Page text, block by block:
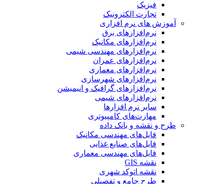
فیزیک
تجارت الکترونیک
آموزش های نرم افزاری
نرم‌افزارهای برق
نرم‌افزارهای مکانیک
نرم‌افزارهای مهندسی شیمی
نرم‌افزارهای عمران
نرم‌افزارهای معماری
نرم‌افزارهای شهرسازی
نرم‌افزارهای گرافیک و انیمیشن
نرم‌افزارهای شیمی
سایر نرم افزارها
مهارت‌های کامپیوتری
طرح و نقشه و بانک داده
فایل‌های مهندسی مکانیک
فایل‌های صنایع غذایی
فایل‌های مهندسی معماری
نقشه GIS
نقشه اتوکد شهری
طرح جامع و تفصیلی